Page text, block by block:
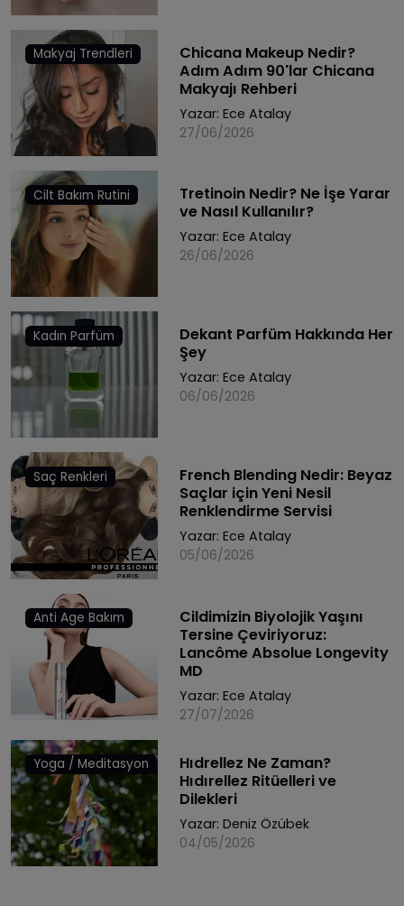
Makyaj Trendleri
Chicana Makeup Nedir?
Adım Adım 90'lar Chicana
Makyajı Rehberi
Yazar: Ece Atalay
27/06/2026
Cilt Bakım Rutini
Tretinoin Nedir? Ne İşe Yarar
ve Nasıl Kullanılır?
Yazar: Ece Atalay
26/06/2026
Kadın Parfüm
Dekant Parfüm Hakkında Her
Şey
Yazar: Ece Atalay
06/06/2026
Saç Renkleri
French Blending Nedir: Beyaz
Saçlar için Yeni Nesil
Renklendirme Servisi
Yazar: Ece Atalay
05/06/2026
Anti Age Bakım
Cildimizin Biyolojik Yaşını
Tersine Çeviriyoruz:
Lancôme Absolue Longevity
MD
Yazar: Ece Atalay
27/07/2026
Yoga / Meditasyon
Hıdrellez Ne Zaman?
Hıdırellez Ritüelleri ve
Dilekleri
Yazar: Deniz Özübek
04/05/2026